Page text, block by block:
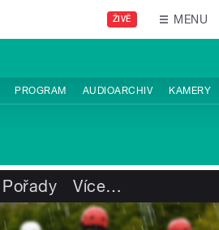
ŽIVĚ MENU
PROGRAM AUDIOARCHIV KAMERY
Pořady Více…